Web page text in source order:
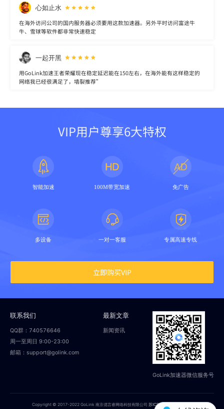
心如止水
在海外访问公司的国内服务器必须要用这款加速器。另外平时访问富途牛
牛、雪球等软件都非常快速稳定
一起开黑
用GoLink加速王者荣耀现在稳定延迟能在150左右，在海外能有这样稳定的
网络我已经很满足了，墙裂推荐”
VIP用户尊享6大特权
智能加速 100M带宽加速 免广告
多设备 一对一客服 专属高速专线
立即购买VIP
联系我们
QQ群：740576646
周一至周日 9:00-23:00
邮箱：support@golink.com
最新文章
新闻资讯
GoLink加速器微信服务号
Copyright © 2017-2022 GoLink 南京偲言睿网络科技有限公司苏ICP备18014251号-2